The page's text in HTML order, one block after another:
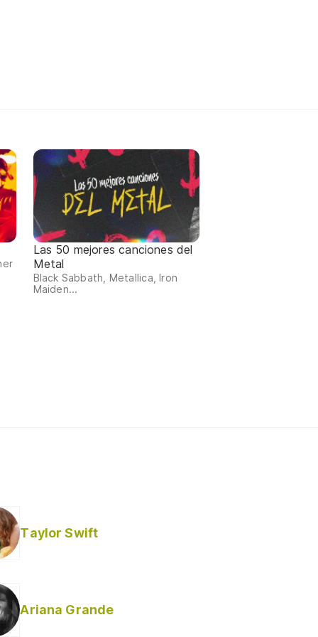
Las 50 mejores canciones del
Metal
Black Sabbath, Metallica, Iron
Maiden...
Taylor Swift
Ariana Grande